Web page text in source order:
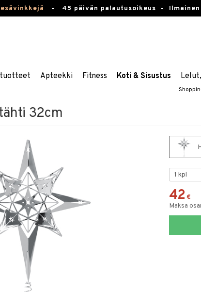
- 45 päivän palautusoikeus -
Apteekki Fitness Koti & Sisustus
32cm
42 €
Maksa